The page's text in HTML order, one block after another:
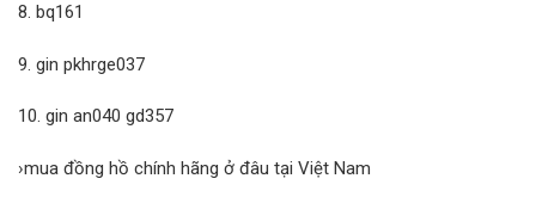
8. bq161
9. gin pkhrge037
10. gin an040 gd357
›mua đồng hồ chính hãng ở đâu tại Việt Nam